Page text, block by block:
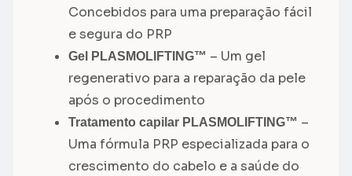
Concebidos para uma preparação fácil
e segura do PRP
Gel PLASMOLIFTING™ – Um gel
regenerativo para a reparação da pele
após o procedimento
Tratamento capilar PLASMOLIFTING™ –
Uma fórmula PRP especializada para o
crescimento do cabelo e a saúde do